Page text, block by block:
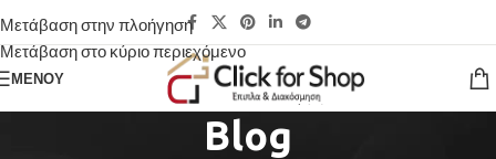
Μετάβαση στην πλοήγηση
Μετάβαση στο κύριο περιεχόμενο
ΜΕΝΟΎ
Blog